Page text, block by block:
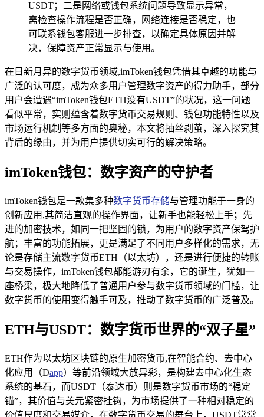
USDT；二是网络或钱包系统问题导致显示异常，
需检查操作流程是否正确，网络连接是否稳定，也
可联系钱包客服进一步排查，以确定具体原因并解
决，保障资产正常显示与使用。
在日新月异的数字货币领域,imToken钱包凭借其卓越的功能与
广泛的认可度，成为众多用户管理数字资产的得力助手，部分
用户会遭遇“imToken钱包ETH没有USDT”的状况，这一问题
看似平常，实则蕴含着数字货币交易规则、钱包功能特性以及
市场运行机制等多方面的奥秘，本文将抽丝剥茧，深入探究其
背后的缘由，并为用户提供切实可行的解决策略。
imToken钱包：数字资产的守护者
imToken钱包是一款集多种数字货币存储与管理功能于一身的
创新应用,其简洁直观的操作界面，让新手也能轻松上手；先
进的加密技术，如同一把坚固的锁，为用户的数字资产保驾护
航；丰富的功能拓展，更是满足了不同用户多样化的需求，无
论是存储主流数字货币ETH（以太坊），还是进行便捷的转账
与交易操作，imToken钱包都能游刃有余，它的诞生，犹如一
座桥梁，极大地降低了普通用户参与数字货币领域的门槛，让
数字货币的使用变得触手可及，推动了数字货币的广泛普及。
ETH与USDT：数字货币世界的“双子星”
ETH作为以太坊区块链的原生加密货币,在智能合约、去中心
化应用（Dapp）等前沿领域大放异彩，是构建去中心化生态
系统的基石，而USDT（泰达币）则是数字货币市场的“稳定
锚”，其价值与美元紧密挂钩，为市场提供了一种相对稳定的
价值尺度和交易媒介，在数字货币交易的舞台上，USDT常常